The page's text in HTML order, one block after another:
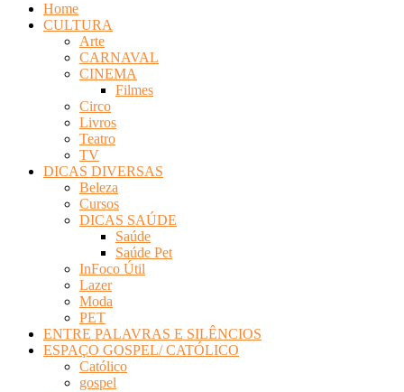
Home
CULTURA
Arte
CARNAVAL
CINEMA
Filmes
Circo
Livros
Teatro
TV
DICAS DIVERSAS
Beleza
Cursos
DICAS SAÚDE
Saúde
Saúde Pet
InFoco Útil
Lazer
Moda
PET
ENTRE PALAVRAS E SILÊNCIOS
ESPAÇO GOSPEL/ CATÓLICO
Católico
gospel